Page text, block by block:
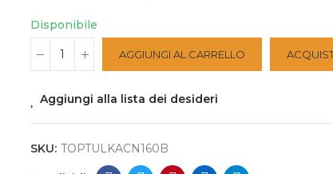
Disponibile
AGGIUNGI AL CARRELLO
Aggiungi alla lista dei desideri
SKU: TOPTULKACN160B